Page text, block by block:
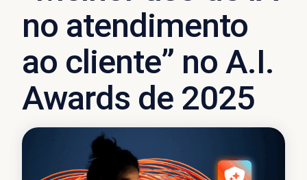
no atendimento
ao cliente” no A.I.
Awards de 2025